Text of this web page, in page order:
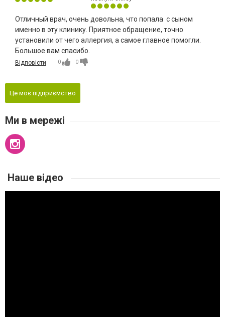
Отличный врач, очень довольна, что попала с сыном
именно в эту клинику. Приятное обращение, точно
установили от чего аллергия, а самое главное помогли.
Большое вам спасибо.
Відповісти 0 0
Це моє підприємство
Ми в мережі
Наше відео